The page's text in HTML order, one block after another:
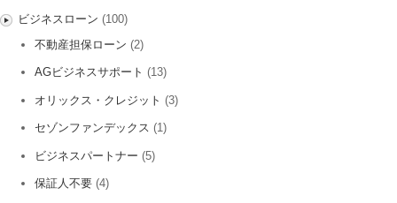
ビジネスローン (100)
不動産担保ローン (2)
AGビジネスサポート (13)
オリックス・クレジット (3)
セゾンファンデックス (1)
ビジネスパートナー (5)
保証人不要 (4)